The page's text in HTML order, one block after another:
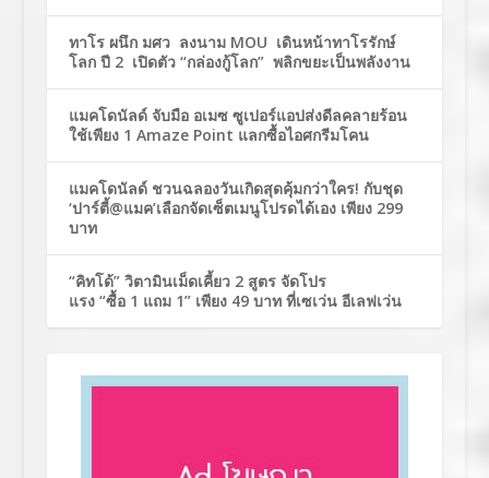
ทาโร ผนึก มศว ลงนาม MOU เดินหน้าทาโรรักษ์
โลก ปี 2 เปิดตัว “กล่องกู้โลก” พลิกขยะเป็นพลังงาน
แมคโดนัลด์ จับมือ อเมซ ซูเปอร์แอปส่งดีลคลายร้อน
ใช้เพียง 1 Amaze Point แลกซื้อไอศกรีมโคน
แมคโดนัลด์ ชวนฉลองวันเกิดสุดคุ้มกว่าใคร! กับชุด
‘ปาร์ตี้@แมค’เลือกจัดเซ็ตเมนูโปรดได้เอง เพียง 299
บาท
“คิทโด้” วิตามินเม็ดเคี้ยว 2 สูตร จัดโปร
แรง “ซื้อ 1 แถม 1” เพียง 49 บาท ที่เซเว่น อีเลฟเว่น